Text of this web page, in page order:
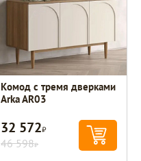
Комод с тремя дверками
Arka AR03
32 572Р
46 598Р